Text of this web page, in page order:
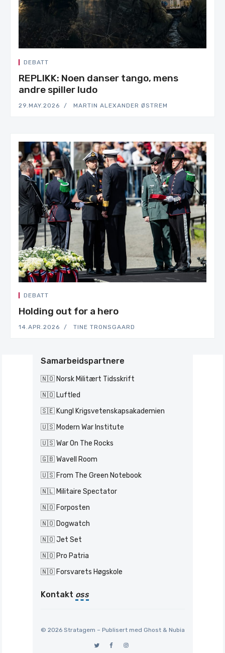
DEBATT
REPLIKK: Noen danser tango, mens
andre spiller ludo
29.MAY.2026 MARTIN ALEXANDER ØSTREM
DEBATT
Holding out for a hero
14.APR.2026 TINE TRONSGAARD
Samarbeidspartnere
🇳🇴 Norsk Militært Tidsskrift
🇳🇴 Luftled
🇸🇪 Kungl Krigsvetenskapsakademien
🇺🇸 Modern War Institute
🇺🇸 War On The Rocks
🇬🇧 Wavell Room
🇺🇸 From The Green Notebook
🇳🇱 Militaire Spectator
🇳🇴 Forposten
🇳🇴 Dogwatch
🇳🇴 Jet Set
🇳🇴 Pro Patria
🇳🇴 Forsvarets Høgskole
Kontakt oss
© 2026 Stratagem – Publisert med Ghost& Nubia